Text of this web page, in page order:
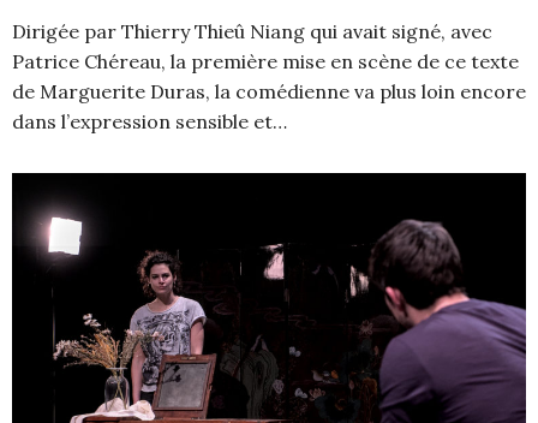
Dirigée par Thierry Thieû Niang qui avait signé, avec
Patrice Chéreau, la première mise en scène de ce texte
de Marguerite Duras, la comédienne va plus loin encore
dans l’expression sensible et…